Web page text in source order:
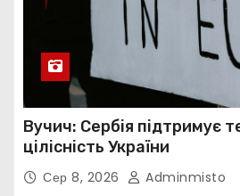
Вучич: Сербія підтримує
цілісність України
Сер 8, 2026 Adminmisto